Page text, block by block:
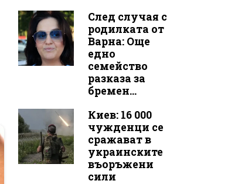
След случая с
родилката от
Варна: Още
едно
семейство
разказа за
бремен...
Киев: 16 000
чужденци се
сражават в
украинските
въоръжени
сили